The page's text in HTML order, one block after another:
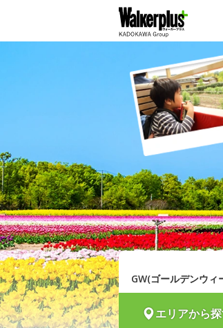
GW(ゴールデンウィ
エリアから